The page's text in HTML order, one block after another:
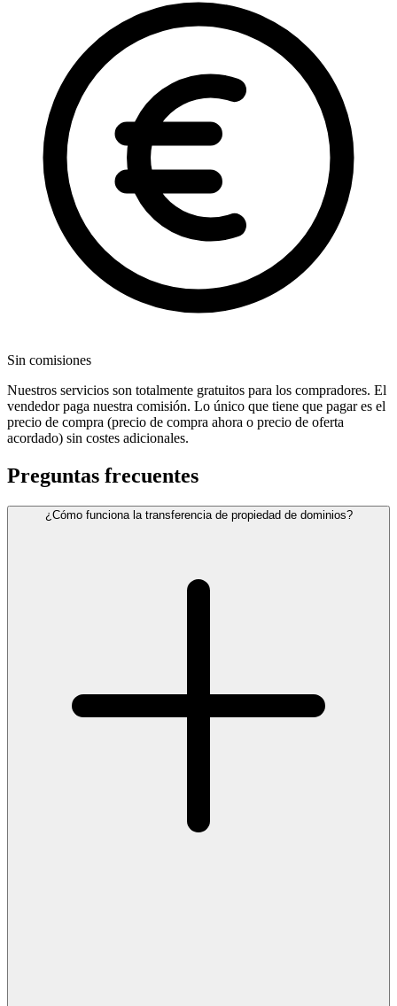
Sin comisiones
Nuestros servicios son totalmente gratuitos para los compradores. El
vendedor paga nuestra comisión. Lo único que tiene que pagar es el
precio de compra (precio de compra ahora o precio de oferta
acordado) sin costes adicionales.
Preguntas frecuentes
¿Cómo funciona la transferencia de propiedad de dominios?